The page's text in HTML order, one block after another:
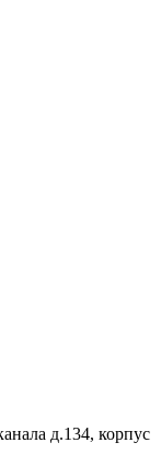
д.134, корпус